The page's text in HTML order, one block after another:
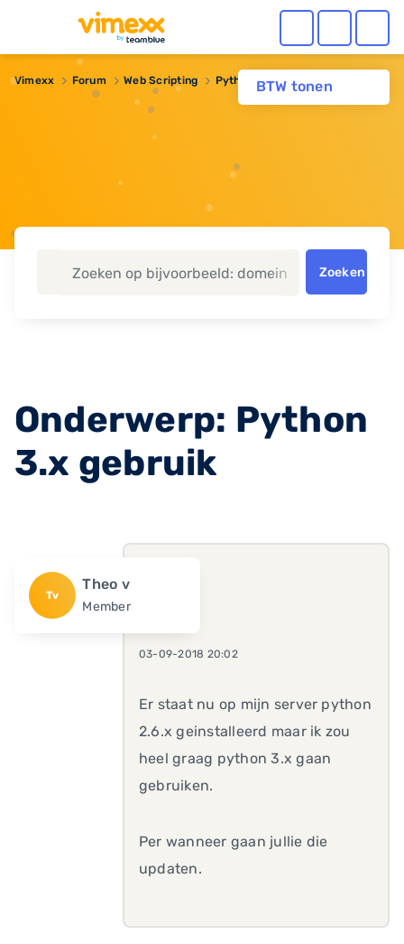
BTW tonen
Vimexx Forum Web Scripting Python 3.x gebruik
Zoeken
Onderwerp: Python
3.x gebruik
Tv
Theo v
Member
03-09-2018 20:02
Er staat nu op mijn server python
2.6.x geinstalleerd maar ik zou
heel graag python 3.x gaan
gebruiken.
Per wanneer gaan jullie die
updaten.